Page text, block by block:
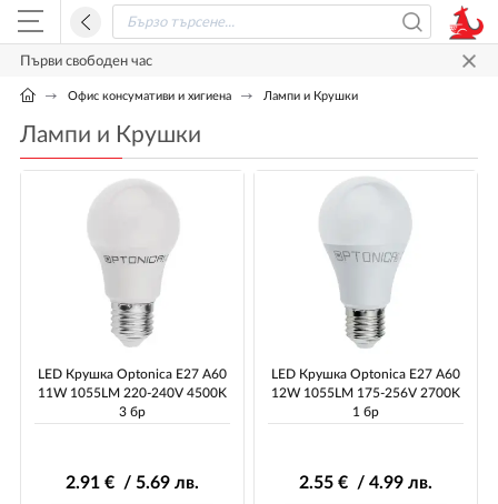
Първи свободен час
Офис консумативи и хигиена Лампи и Крушки
Лампи и Крушки
LED Крушка Optonica E27 A60
11W 1055LM 220-240V 4500K
3 бр
2.91€ / 5.69лв.
LED Крушка Optonica E27 A60
12W 1055LM 175-256V 2700K
1 бр
2.55 € / 4.99 лв.